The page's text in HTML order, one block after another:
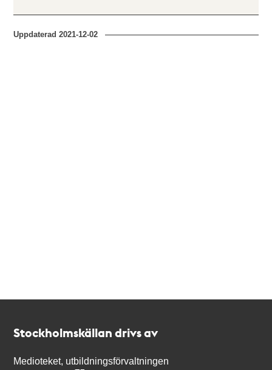
Uppdaterad2021-12-02
Stockholmskällan drivs av
Medioteket, utbildningsförvaltningen